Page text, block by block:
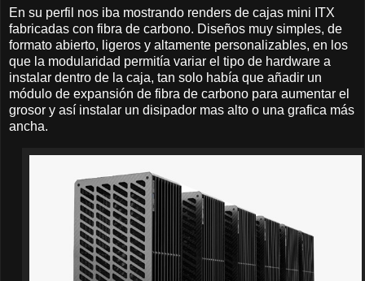
En su perfil nos iba mostrando renders de cajas mini ITX
fabricadas con fibra de carbono. Diseños muy simples, de
formato abierto, ligeros y altamente personalizables, en los
que la modularidad permitía variar el tipo de hardware a
instalar dentro de la caja, tan solo había que añadir un
módulo de expansión de fibra de carbono para aumentar el
grosor y así instalar un disipador mas alto o una grafica más
ancha.